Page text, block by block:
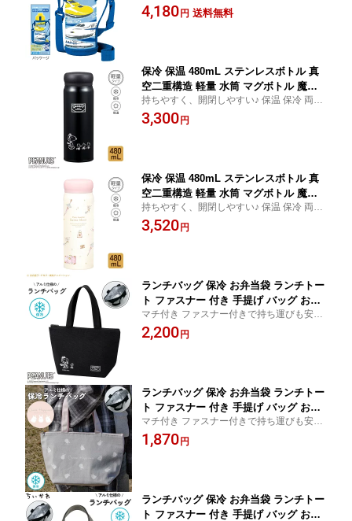
ッシュ カバー付 肩掛け 紐 ひも 肩ひも
4,180円 送料無料
保冷 保温 480mL ステンレスボトル 真
空二重構造 軽量 水筒 マグボトル 魔法
瓶 お手入れ簡単 直飲み ダイレクト マ
イボトル アウトドア かわいい おしゃれ
持ちやすく、開閉しやすい♪ 保温 保冷 両用
で一年中使えるステンレスボトル
3,300円
保冷 保温 480mL ステンレスボトル 真
空二重構造 軽量 水筒 マグボトル 魔法
瓶 お手入れ簡単 直飲み ダイレクト マ
イボトル アウトドア かわいい おしゃれ
持ちやすく、開閉しやすい♪ 保温 保冷 両用
で一年中使えるステンレスボトル
3,520円
ランチバッグ 保冷 お弁当袋 ランチトー
ト ファスナー 付き 手提げ バッグ お弁
当入れ ミニトート レジャー アルミ 加
工 マチ 広い おしゃれ レディース メン
マチ付き ファスナー付きで持ち運びも安心
のランチバッグ！持ち手が長く 持ちやす
い！
2,200円
ランチバッグ 保冷 お弁当袋 ランチトー
ト ファスナー 付き 手提げ バッグ お弁
当入れ ミニトート レジャー アルミ 加
工 マチ 広い おしゃれ レディース メン
マチ付き ファスナー付きで持ち運びも安心
のランチバッグ！持ち手が長く 持ちやす
い！
1,870円
ランチバッグ 保冷 お弁当袋 ランチトー
ト ファスナー 付き 手提げ バッグ お弁